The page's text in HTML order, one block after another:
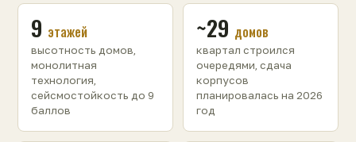
9 этажей
высотность домов,
монолитная
технология,
сейсмостойкость до 9
баллов
~29 домов
квартал строился
очередями, сдача
корпусов
планировалась на 2026
год